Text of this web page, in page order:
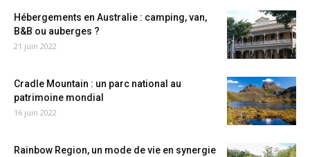
Hébergements en Australie : camping, van,
B&B ou auberges ?
21 juin 2022
Cradle Mountain : un parc national au
patrimoine mondial
16 juin 2022
Rainbow Region, un mode de vie en synergie